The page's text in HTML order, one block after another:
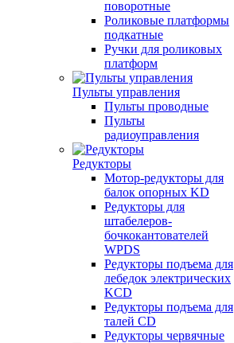
поворотные
Роликовые платформы
подкатные
Ручки для роликовых
платформ
Пульты управления
Пульты проводные
Пульты
радиоуправления
Редукторы
Мотор-редукторы для
балок опорных KD
Редукторы для
штабелеров-
бочкокантователей
WPDS
Редукторы подъема для
лебедок электрических
KCD
Редукторы подъема для
талей CD
Редукторы червячные